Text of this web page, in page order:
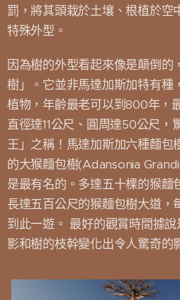
罰，將其頭栽於土壤、根植於空
特殊外型。
因為樹的外型看起來像是顛倒的
樹」。它並非馬達加斯加特有種
植物，年齡最老可以到800年，
直徑達11公尺、圓周達50公尺，
王」之稱！馬達加斯加六種麵包
的大猴麵包樹(Adansonia
是最有名的。多達五十棵的猴麵
長達五百公尺的猴麵包樹大道，
到此一遊。 最好的觀賞時間據
影和樹的枝幹變化出令人驚奇的